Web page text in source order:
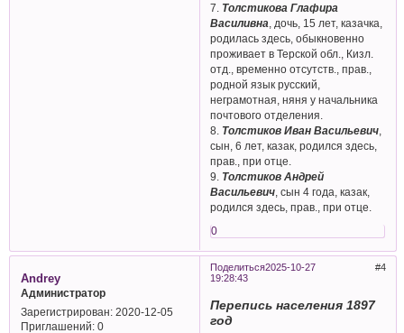
7. Толстикова Глафира
Василивна , дочь, 15 лет, казачка,
родилась здесь, обыкновенно
проживает в Терской обл., Кизл.
отд., временно отсутств., прав.,
родной язык русский,
неграмотная, няня у начальника
почтового отделения.
8. Толстиков Иван Васильевич
сын, 6 лет, казак, родился здесь,
прав., при отце.
9. Толстиков Андрей
Васильевич , сын 4 года, казак,
родился здесь, прав., при отце.
0
Поделиться 4
2025-10-27
19:28:43
Andrey
Администратор
Зарегистрирован: 2020-12-05
Приглашений:0
Перепись населения 1897
год